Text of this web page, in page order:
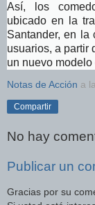
Así, los
ubicado en la
Santander, en la
usuarios, a partir
un nuevo modelo
Notas de Acción a
Compartir
No hay
Publicar un
Gracias por su